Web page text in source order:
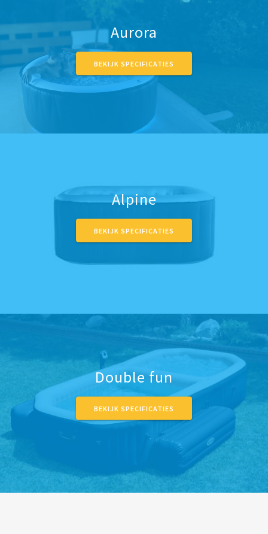
Aurora
BEKIJK SPECIFICATIES
Alpine
BEKIJK SPECIFICATIES
Double fun
BEKIJK SPECIFICATIES